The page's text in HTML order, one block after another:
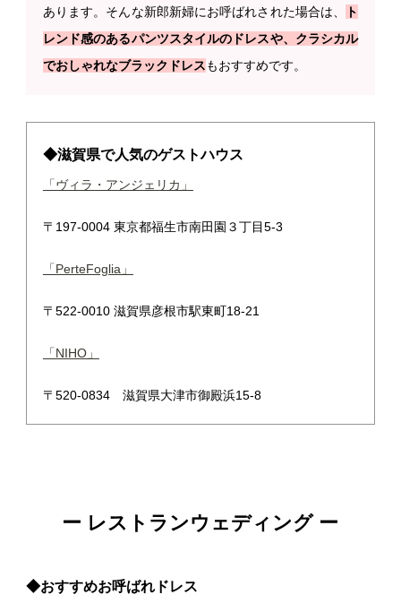
あります。そんな新郎新婦にお呼ばれされた場合は、
ト
レンド感のあるパンツスタイルのドレスや、クラシカル
でおしゃれなブラックドレスもおすすめです。
◆滋賀県で人気のゲストハウス
「ヴィラ・アンジェリカ」
〒197-0004 東京都福生市南田園３丁目5-3
「PerteFoglia」
〒522-0010 滋賀県彦根市駅東町18-21
「NIHO」
〒520-0834 滋賀県大津市御殿浜15-8
ー レストランウェディング ー
◆おすすめお呼ばれドレス